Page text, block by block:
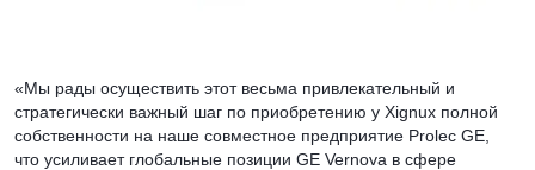
«Мы рады осуществить этот весьма привлекательный и
стратегически важный шаг по приобретению у Xignux полной
собственности на наше совместное предприятие Prolec GE,
что усиливает глобальные позиции GE Vernova в сфере